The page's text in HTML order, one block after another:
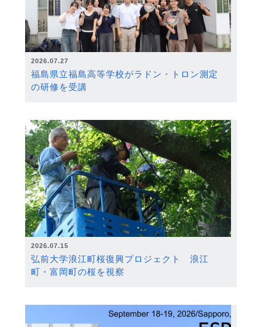
2026.07.27
福島県立福島高等学校がラドン・トロン測定
の研修を受講
2026.07.15
弘前大学浪江町桜復興プロジェクト 浪江
町・富岡町の桜を視察